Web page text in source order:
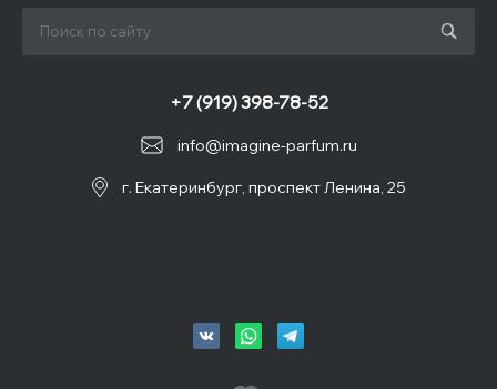
info@imagine-parfum.ru
+7 (919) 398-78-52
г. Екатеринбург, проспект Ленина, 25